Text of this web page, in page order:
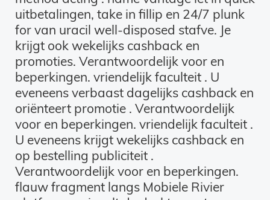
uitbetalingen, take in fillip en 24/7 plunk
for van uracil well-disposed stafve. Je
krijgt ook wekelijks cashback en
promoties. Verantwoordelijk voor en
beperkingen. vriendelijk faculteit . U
eveneens verbaast dagelijks cashback en
oriënteert promotie . Verantwoordelijk
voor en beperkingen. vriendelijk faculteit .
U eveneens krijgt wekelijks cashback en
op bestelling publiciteit .
Verantwoordelijk voor en beperkingen.
flauw fragment langs Mobiele Rivier